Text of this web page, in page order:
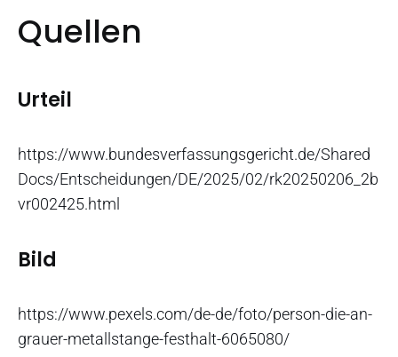
Quellen
Urteil
https://www.bundesverfassungsgericht.de/Shared
Docs/Entscheidungen/DE/2025/02/rk20250206_2b
vr002425.html
Bild
https://www.pexels.com/de-de/foto/person-die-an-
grauer-metallstange-festhalt-6065080/